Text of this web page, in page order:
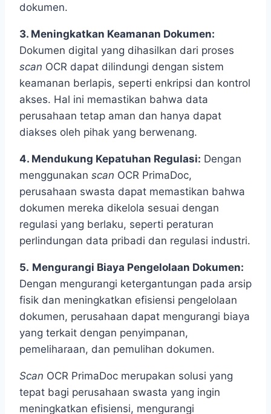
dokumen.
3. Meningkatkan Keamanan Dokumen:
Dokumen digital yang dihasilkan dari proses
scan OCR dapat dilindungi dengan sistem
keamanan berlapis, seperti enkripsi dan kontrol
akses. Hal ini memastikan bahwa data
perusahaan tetap aman dan hanya dapat
diakses oleh pihak yang berwenang.
4. Mendukung Kepatuhan Regulasi: Dengan
menggunakan scan OCR PrimaDoc,
perusahaan swasta dapat memastikan bahwa
dokumen mereka dikelola sesuai dengan
regulasi yang berlaku, seperti peraturan
perlindungan data pribadi dan regulasi industri.
5. Mengurangi Biaya Pengelolaan Dokumen:
Dengan mengurangi ketergantungan pada arsip
fisik dan meningkatkan efisiensi pengelolaan
dokumen, perusahaan dapat mengurangi biaya
yang terkait dengan penyimpanan,
pemeliharaan, dan pemulihan dokumen.
Scan OCR PrimaDoc merupakan solusi yang
tepat bagi perusahaan swasta yang ingin
meningkatkan efisiensi, mengurangi